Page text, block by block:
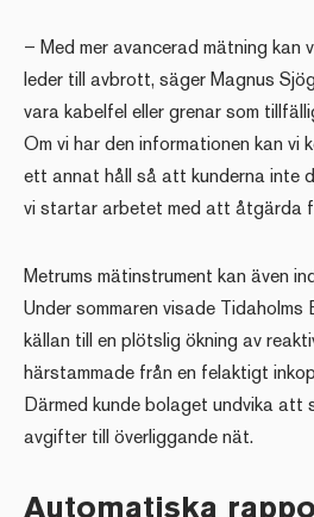
– Med mer avancerad mätning kan
leder till avbrott, säger Magnus
vara kabelfel eller grenar som
Om vi har den informationen kan vi
ett annat håll så att kunderna inte
vi startar arbetet med att åtgärda
Metrums mätinstrument kan även
Under sommaren visade
källan till en plötslig ökning av
härstammade från en felaktigt
Därmed kunde bolaget undvika att
avgifter till överliggande nät.
Automatiska